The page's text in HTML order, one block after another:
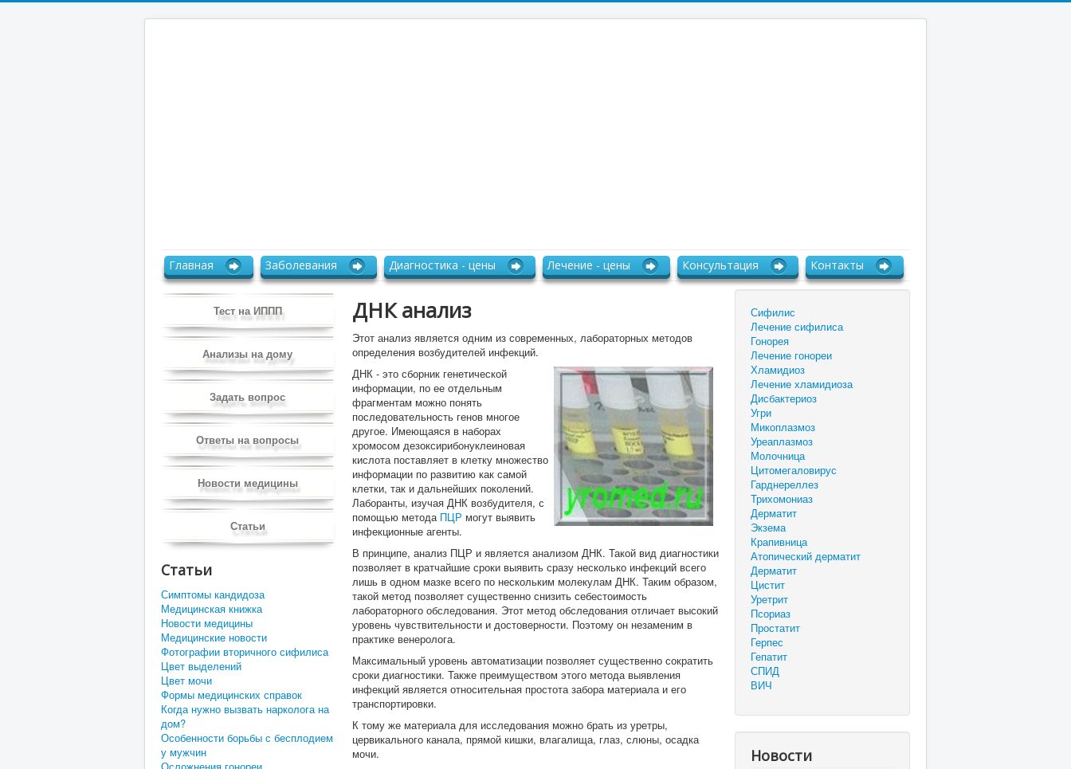
Главная Заболевания Диагностика - цены Лечение - цены Консультация Контакты
Тест на ИППП
Анализы на дому
Задать вопрос
Ответы на вопросы
Новости медицины
Статьи
Статьи
Симптомы кандидоза
Медицинская книжка
Новости медицины
Медицинские новости
Фотографии вторичного сифилиса
Цвет выделений
Цвет мочи
Формы медицинских справок
Когда нужно вызвать нарколога на
дом?
Особенности борьбы с бесплодием
у мужчин
ДНК анализ
Этот анализ является одним из современных, лабораторных методов
определения возбудителей инфекций.
ДНК - это сборник генетической
информации, по ее отдельным
фрагментам можно понять
последовательность генов многое
другое. Имеющаяся в наборах
хромосом дезоксирибонуклеиновая
кислота поставляет в клетку множество
информации по развитию как самой
клетки, так и дальнейших поколений.
Лаборанты, изучая ДНК возбудителя, с
помощью метода ПЦР могут выявить
инфекционные агенты.
В принципе, анализ ПЦР и является анализом ДНК. Такой вид диагностики
позволяет в кратчайшие сроки выявить сразу несколько инфекций всего
лишь в одном мазке всего по нескольким молекулам ДНК. Таким образом,
такой метод позволяет существенно снизить себестоимость
лабораторного обследования. Этот метод обследования отличает высокий
уровень чувствительности и достоверности. Поэтому он незаменим в
практике венеролога.
Максимальный уровень автоматизации позволяет существенно сократить
сроки диагностики. Также преимуществом этого метода выявления
инфекций является относительная простота забора материала и его
транспортировки.
К тому же материала для исследования можно брать из уретры,
цервикального канала, прямой кишки, влагалища, глаз, слюны, осадка
мочи.
Сифилис
Лечение сифилиса
Гонорея
Лечение гонореи
Хламидиоз
Лечение хламидиоза
Дисбактериоз
Угри
Микоплазмоз
Уреаплазмоз
Молочница
Цитомегаловирус
Гарднереллез
Трихомониаз
Дерматит
Экзема
Крапивница
Атопический дерматит
Дерматит
Цистит
Уретрит
Псориаз
Простатит
Герпес
Гепатит
СПИД
ВИЧ
Новости